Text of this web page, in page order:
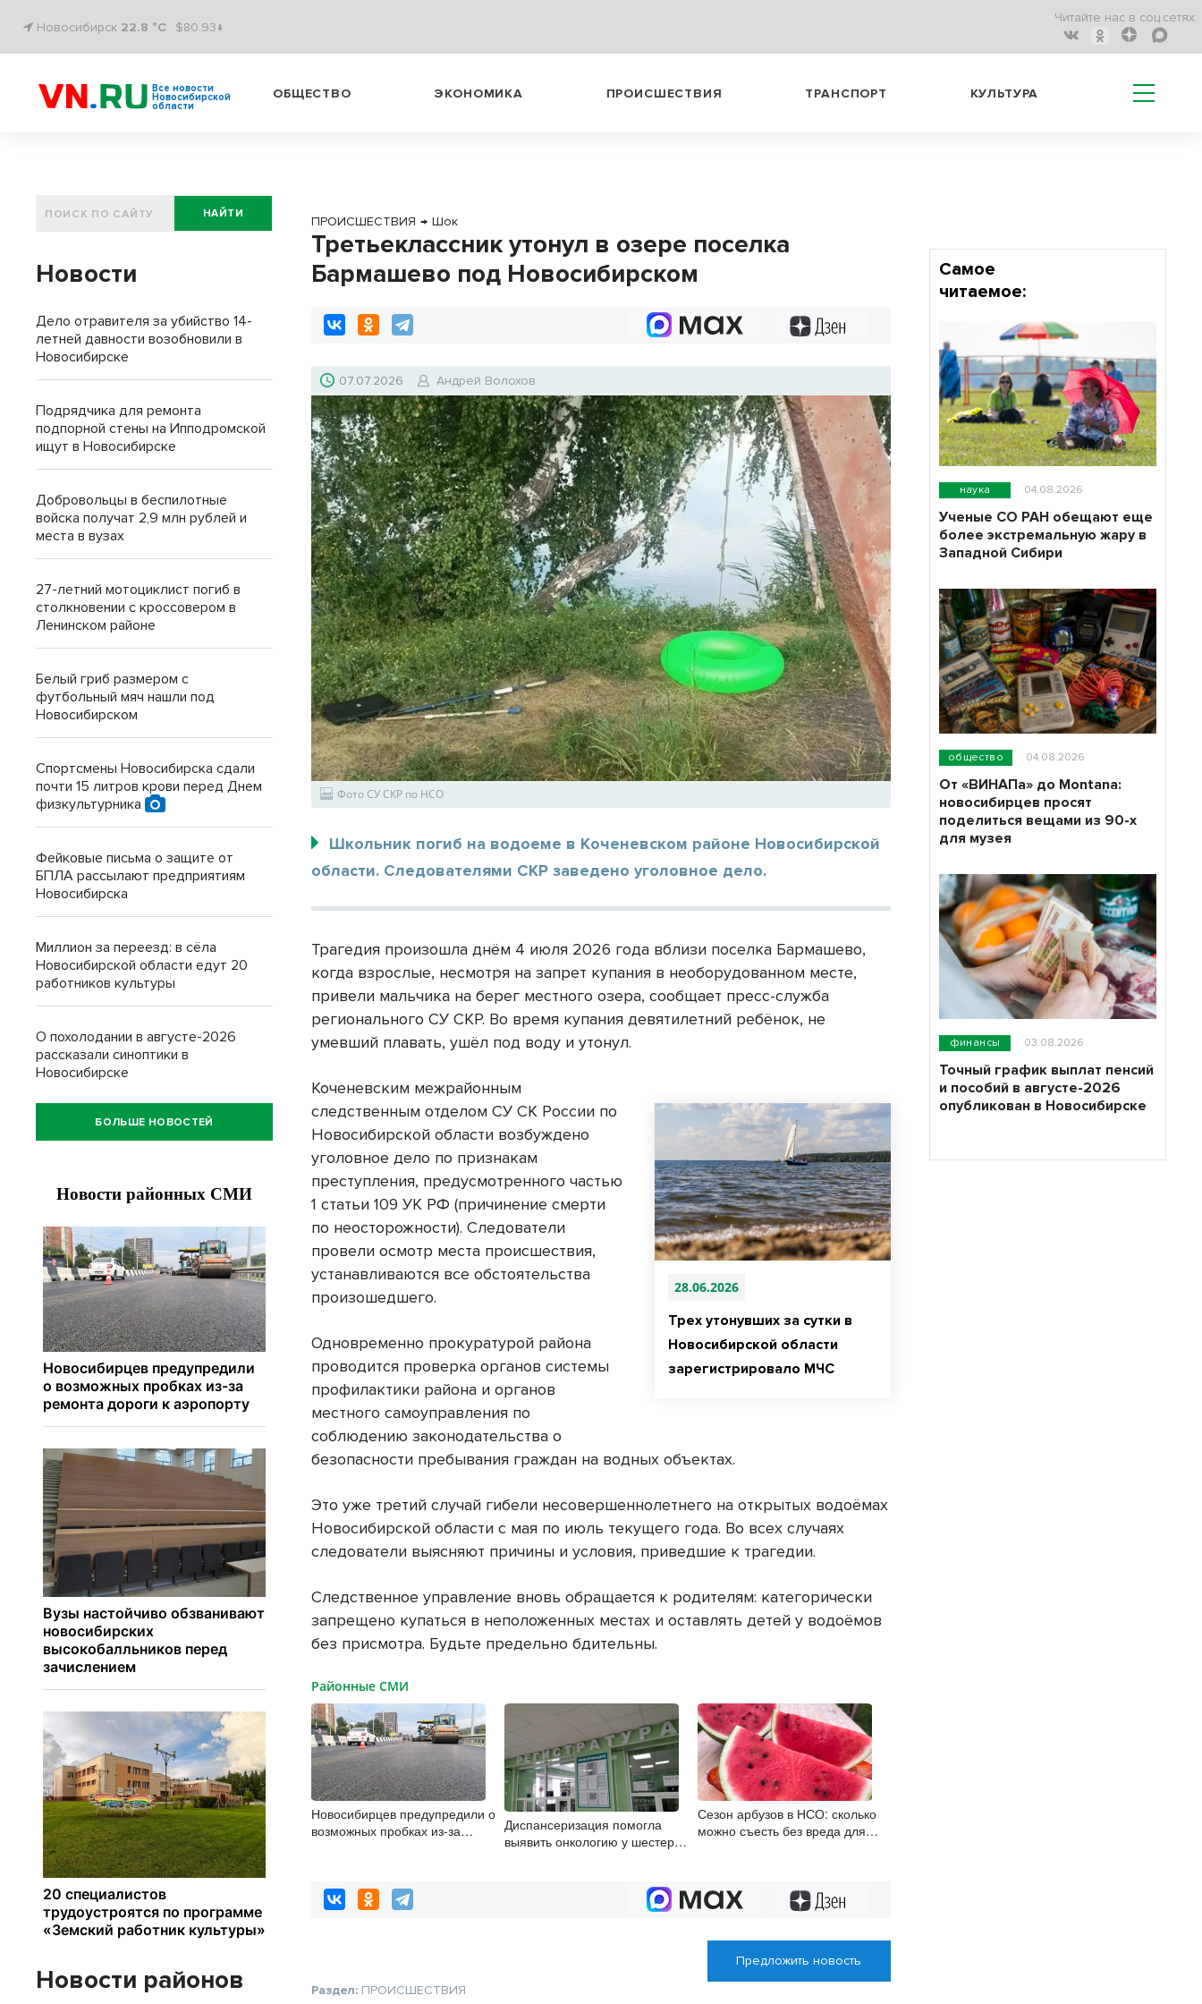
Новосибирск 22.8 °C $80.93↓
Читайте нас в соц.сетях:
Все новости
Новосибирской
области
ОБЩЕСТВО ЭКОНОМИКА ПРОИСШЕСТВИЯ ТРАНСПОРТ КУЛЬТУРА
ПРОИСШЕСТВИЯ → Шок
Третьеклассник утонул в озере поселка
Бармашево под Новосибирском
07.07.2026 Андрей Волохов
Фото СУ СКР по НСО
Школьник погиб на водоеме в Коченевском районе Новосибирской
области. Следователями СКР заведено уголовное дело.
Трагедия произошла днём 4 июля 2026 года вблизи поселка Бармашево,
когда взрослые, несмотря на запрет купания в необорудованном месте,
привели мальчика на берег местного озера, сообщает пресс-служба
регионального СУ СКР. Во время купания девятилетний ребёнок, не
умевший плавать, ушёл под воду и утонул.
28.06.2026
Трех утонувших за сутки в
Новосибирской области
зарегистрировало МЧС
Коченевским межрайонным
следственным отделом СУ СК России по
Новосибирской области возбуждено
уголовное дело по признакам
преступления, предусмотренного частью
1 статьи 109 УК РФ (причинение смерти
по неосторожности). Следователи
провели осмотр места происшествия,
устанавливаются все обстоятельства
произошедшего.
Одновременно прокуратурой района
проводится проверка органов системы
профилактики района и органов
местного самоуправления по
соблюдению законодательства о
безопасности пребывания граждан на водных объектах.
Это уже третий случай гибели несовершеннолетнего на открытых водоёмах
Новосибирской области с мая по июль текущего года. Во всех случаях
следователи выясняют причины и условия, приведшие к трагедии.
Следственное управление вновь обращается к родителям: категорически
запрещено купаться в неположенных местах и оставлять детей у водоёмов
без присмотра. Будьте предельно бдительны.
Районные СМИ
Новосибирцев предупредили о
возможных пробках из-за
Диспансеризация помогла
выявить онкологию у шестерых
Сезон арбузов в НСО: сколько
можно съесть без вреда для
Предложить новость
Раздел: ПРОИСШЕСТВИЯ
НАЙТИ
Новости
Дело отравителя за убийство 14-
летней давности возобновили в
Новосибирске
Подрядчика для ремонта
подпорной стены на Ипподромской
ищут в Новосибирске
Добровольцы в беспилотные
войска получат 2,9 млн рублей и
места в вузах
27-летний мотоциклист погиб в
столкновении с кроссовером в
Ленинском районе
Белый гриб размером с
футбольный мяч нашли под
Новосибирском
Спортсмены Новосибирска сдали
почти 15 литров крови перед Днем
физкультурника
Фейковые письма о защите от
БПЛА рассылают предприятиям
Новосибирска
Миллион за переезд: в сёла
Новосибирской области едут 20
работников культуры
О похолодании в августе-2026
рассказали синоптики в
Новосибирске
БОЛЬШЕ НОВОСТЕЙ
Новости районов
Самое
читаемое:
наука 04.08.2026
Ученые СО РАН обещают еще
более экстремальную жару в
Западной Сибири
общество 04.08.2026
От «ВИНАПа» до Montana:
новосибирцев просят
поделиться вещами из 90-х
для музея
финансы 03.08.2026
Точный график выплат пенсий
и пособий в августе-2026
опубликован в Новосибирске